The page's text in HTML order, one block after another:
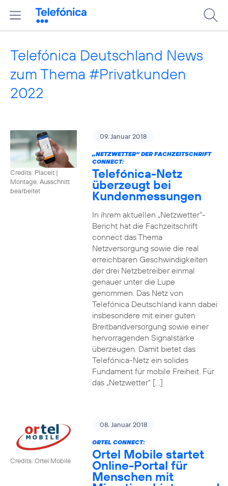
Telefónica Deutschland News
zum Thema #Privatkunden
2022
Credits: Placeit |
Montage, Ausschnitt
bearbeitet
09. Januar 2018
„NETZWETTER“ DER FACHZEITSCHRIFT
CONNECT:
Telefónica-Netz
überzeugt bei
Kundenmessungen
In ihrem aktuellen „Netzwetter“-
Bericht hat die Fachzeitschrift
connect das Thema
Netzversorgung sowie die real
erreichbaren Geschwindigkeiten
der drei Netzbetreiber einmal
genauer unter die Lupe
genommen. Das Netz von
Telefónica Deutschland kann dabei
insbesondere mit einer guten
Breitbandversorgung sowie einer
hervorragenden Signalstärke
überzeugen. Damit bietet das
Telefónica-Netz ein solides
Fundament für mobile Freiheit. Für
das „Netzwetter“ […]
Credits: Ortel Mobile
08. Januar 2018
ORTEL CONNECT:
Ortel Mobile startet
Online-Portal für
Menschen mit